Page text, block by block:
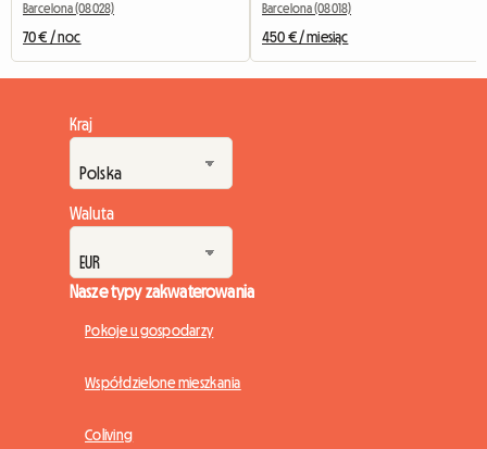
Barcelona (08028)
70 € / noc
Barcelona (08018)
450 € / miesiąc
Kraj
Waluta
Nasze typy zakwaterowania
Pokoje u gospodarzy
Współdzielone mieszkania
Coliving